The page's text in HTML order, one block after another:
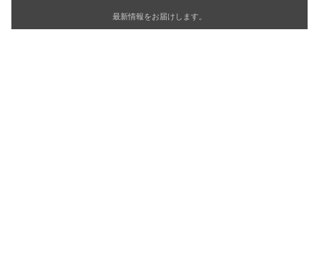
最新情報をお届けします。